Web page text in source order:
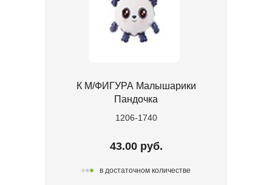
К М/ФИГУРА Малышарики
Пандочка
1206-1740
43.00 руб.
в достаточном количестве